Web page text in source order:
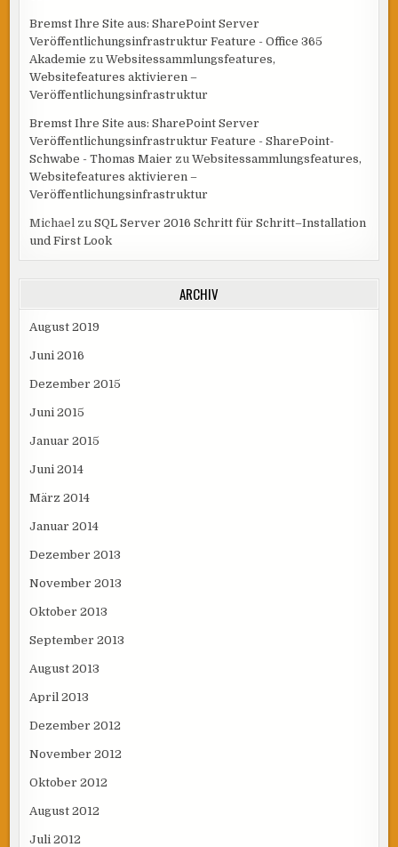
Bremst Ihre Site aus: SharePoint Server
Veröffentlichungsinfrastruktur Feature - Office 365
Akademie zuWebsitessammlungsfeatures,
Websitefeatures aktivieren –
Veröffentlichungsinfrastruktur
Bremst Ihre Site aus: SharePoint Server
Veröffentlichungsinfrastruktur Feature - SharePoint-
Schwabe - Thomas Maier zuWebsitessammlungsfeatures,
Websitefeatures aktivieren –
Veröffentlichungsinfrastruktur
Michael zuSQL Server 2016 Schritt für Schritt–Installation
und First Look
ARCHIV
August 2019
Juni 2016
Dezember 2015
Juni 2015
Januar 2015
Juni 2014
März 2014
Januar 2014
Dezember 2013
November 2013
Oktober 2013
September 2013
August 2013
April 2013
Dezember 2012
November 2012
Oktober 2012
August 2012
Juli 2012